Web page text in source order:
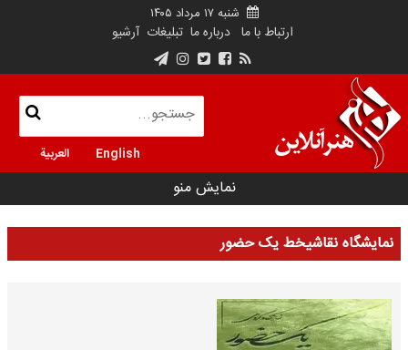
شنبه ۱۷ مرداد ۱۴۰۵
ارتباط با ما درباره ما تبلیغات آرشیو
English العربية
نمایش منو
نمایشگاه نقاشیخط یک حضور